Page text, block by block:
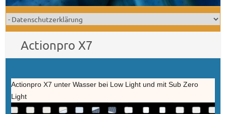
Actionpro X7
Actionpro X7 unter Wasser bei Low Light und mit Sub Zero
Light